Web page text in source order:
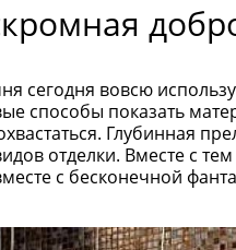
сегодня вовсю
способы показать
Глубинная
отделки. Вместе с
с бесконечной